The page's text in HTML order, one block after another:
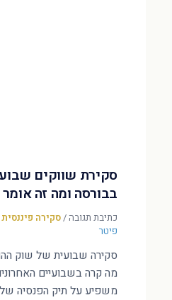
סקירת שווקים
בבורסה ומה זה
כתיבת תגובה/סקירה
פיטר
סקירה שבועית של שוק
מה קרה בשבועיים
משפיע על תיק הפנסיה